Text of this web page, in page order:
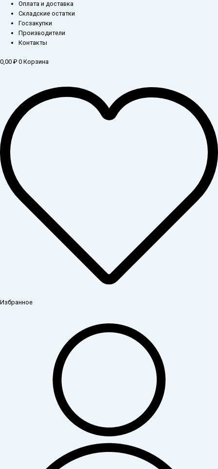
Оплата и доставка
Складские остатки
Госзакупки
Производители
Контакты
0,00 ₽ 0 Корзина
Избранное